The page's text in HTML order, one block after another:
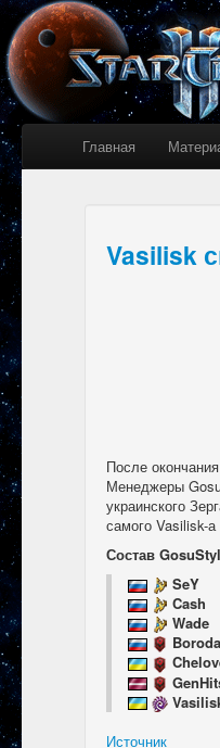
Главная
Vasilisk
После
Менеджеры
украинского
самого Vasilisk-
Состав
SeY
Cash
Wade
Boroda
Источник